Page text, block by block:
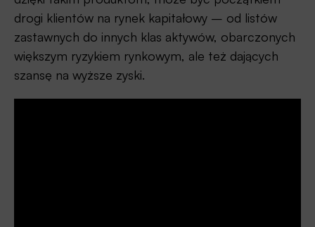
drogi klientów na rynek kapitałowy – od listów
zastawnych do innych klas aktywów, obarczonych
większym ryzykiem rynkowym, ale też dających
szansę na wyższe zyski.